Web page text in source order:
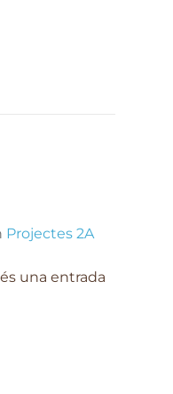
Projectes 2A
una entrada